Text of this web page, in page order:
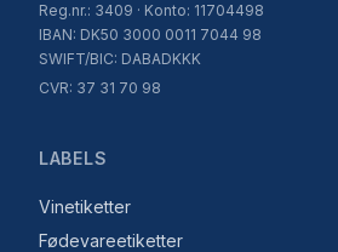
Reg.nr.: 3409 · Konto: 11704498
IBAN: DK50 3000 0011 7044 98
SWIFT/BIC: DABADKKK
CVR: 37 31 70 98
LABELS
Vinetiketter
Fødevareetiketter